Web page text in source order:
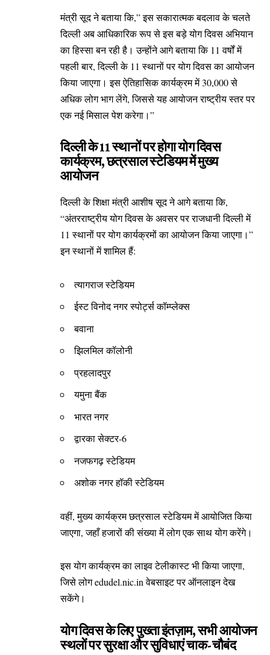
मंत्री सूद ने बताया कि,” इस सकारात्मक बदलाव के चलते
दिल्ली अब आधिकारिक रूप से इस बड़े योग दिवस अभियान
का हिस्सा बन रही है। उन्होंने आगे बताया कि 11 वर्षों में
पहली बार, दिल्ली के 11 स्थानों पर योग दिवस का आयोजन
किया जाएगा। इस ऐतिहासिक कार्यक्रम में 30,000 से
अधिक लोग भाग लेंगे, जिससे यह आयोजन राष्ट्रीय स्तर पर
एक नई मिसाल पेश करेगा।”
दिल्ली के 11 स्थानों पर होगा योग दिवस
कार्यक्रम, छत्रसाल स्टेडियम में मुख्य
आयोजन
दिल्ली के शिक्षा मंत्री आशीष सूद ने आगे बताया कि,
“अंतरराष्ट्रीय योग दिवस के अवसर पर राजधानी दिल्ली में
11 स्थानों पर योग कार्यक्रमों का आयोजन किया जाएगा।”
इन स्थानों में शामिल हैं:
त्यागराज स्टेडियम
ईस्ट विनोद नगर स्पोर्ट्स कॉम्प्लेक्स
बवाना
झिलमिल कॉलोनी
प्रहलादपुर
यमुना बैंक
भारत नगर
द्वारका सेक्टर-6
नजफगढ़ स्टेडियम
अशोक नगर हॉकी स्टेडियम
वहीं, मुख्य कार्यक्रम छत्रसाल स्टेडियम में आयोजित किया
जाएगा, जहाँ हजारों की संख्या में लोग एक साथ योग करेंगे।
इस योग कार्यक्रम का लाइव टेलीकास्ट भी किया जाएगा,
जिसे लोग edudel.nic.in वेबसाइट पर ऑनलाइन देख
सकेंगे।
योग दिवस के लिए पुख्ता इंतज़ाम, सभी आयोजन
स्थलों पर सुरक्षा और सुविधाएं चाक-चौबंद